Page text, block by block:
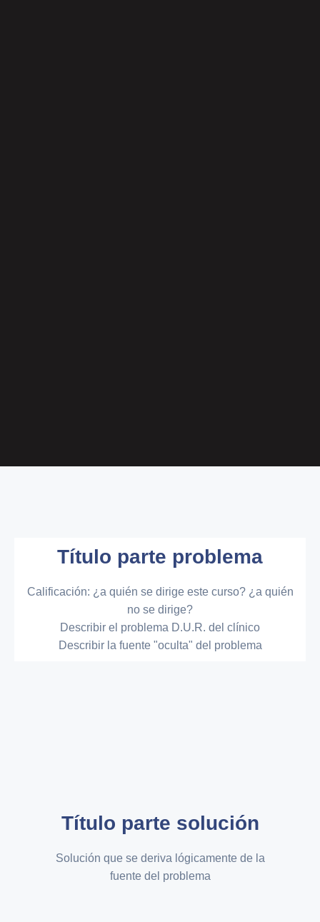
Título parte problema
Calificación: ¿a quién se dirige este curso? ¿a quién
no se dirige?
Describir el problema D.U.R. del clínico
Describir la fuente "oculta" del problema
Título parte solución
Solución que se deriva lógicamente de la
fuente del problema